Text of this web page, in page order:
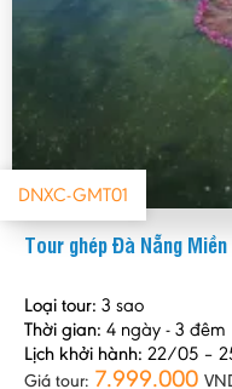
DNXC-GMT01
Tour ghép Đà Nẵng
Loại tour: 3 sao
Thời gian: 4 ngày - 3 đêm
Lịch khởi hành: 22/05 –
Giá tour: 7.999.000